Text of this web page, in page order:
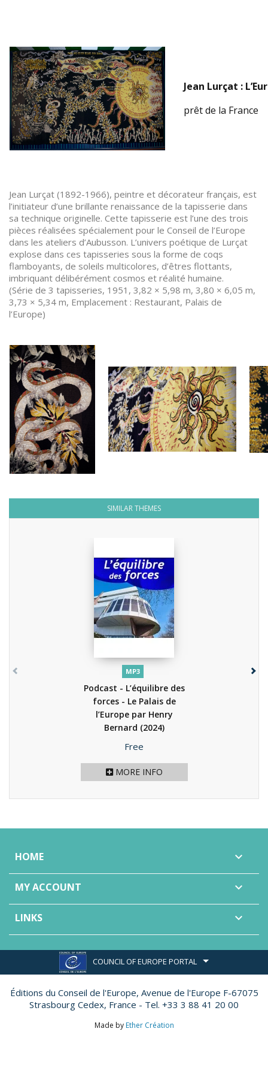
Jean Lurçat :
prêt de la France
Jean Lurçat (1892-1966), peintre et décorateur français, est
l’initiateur d’une brillante renaissance de la tapisserie dans
sa technique originelle. Cette tapisserie est l’une des trois
pièces réalisées spécialement pour le Conseil de l’Europe
dans les ateliers d’Aubusson. L’univers poétique de Lurçat
explose dans ces tapisseries sous la forme de coqs
flamboyants, de soleils multicolores, d’êtres flottants,
imbriquant délibérément cosmos et réalité humaine.
(Série de 3 tapisseries, 1951, 3,82 × 5,98 m, 3,80 × 6,05 m,
3,73 × 5,34 m, Emplacement : Restaurant, Palais de
l’Europe)
SIMILAR THEMES
MP3
Podcast - L’équilibre des
forces - Le Palais de
l’Europe par Henry
Bernard (2024)
Price
Free
MORE INFO
HOME 
MY ACCOUNT 
LINKS 
COUNCIL OF EUROPE PORTAL
Éditions du Conseil de l'Europe, Avenue de l'Europe F-67075
Strasbourg Cedex, France - Tel. +33 3 88 41 20 00
Made by Ether Création